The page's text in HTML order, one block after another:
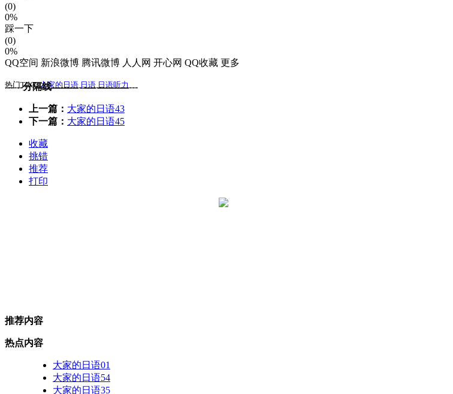
(0)
0%
踩一下
(0)
0%
QQ空间 新浪微博 腾讯微博 人人网 开心网 QQ收藏 更多
热门TAG:大家的日语 日语 日语听力
------分隔线---------- ------------------
上一篇： 大家的日语43
下一篇： 大家的日语45
收藏
挑错
推荐
打印
推荐内容
热点内容
大家的日语01
大家的日语54
大家的日语35